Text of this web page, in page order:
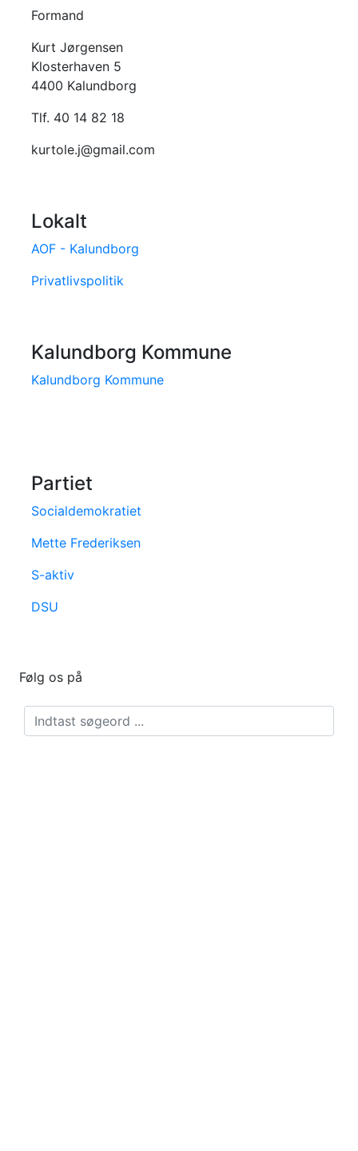
Formand
Kurt Jørgensen
Klosterhaven 5
4400 Kalundborg
Tlf. 40 14 82 18
kurtole.j@gmail.com
Lokalt
AOF - Kalundborg
Privatlivspolitik
Kalundborg Kommune
Kalundborg Kommune
Partiet
Socialdemokratiet
Mette Frederiksen
S-aktiv
DSU
Følg os på